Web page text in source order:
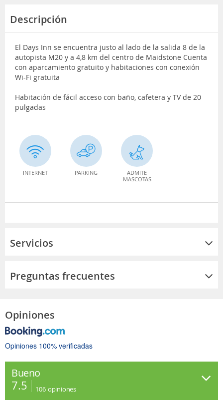
Descripción
El Days Inn se encuentra justo al lado de la salida 8 de la
autopista M20 y a 4,8 km del centro de Maidstone Cuenta
con aparcamiento gratuito y habitaciones con conexión
Wi-Fi gratuita
Habitación de fácil acceso con baño, cafetera y TV de 20
pulgadas
INTERNET PARKING
ADMITE
MASCOTAS
Servicios
Preguntas frecuentes
Opiniones
Opiniones 100% verificadas
Bueno
7.5 106 opiniones